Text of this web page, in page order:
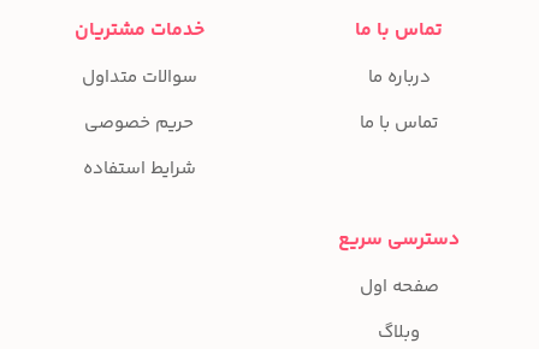
تماس با ما
درباره ما
تماس با ما
خدمات مشتریان
سوالات متداول
حریم خصوصی
شرایط استفاده
دسترسی سریع
صفحه اول
وبلاگ